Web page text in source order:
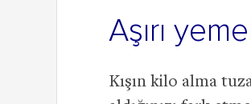
Aşırı
Kışın kilo alma